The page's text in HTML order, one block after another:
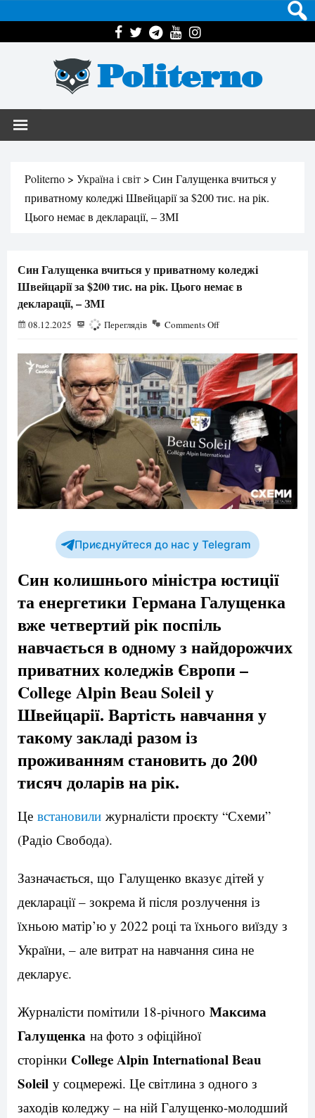
Politerno
Politerno > Україна і світ > Син Галущенка вчиться у
приватному коледжі Швейцарії за $200 тис. на рік.
Цього немає в декларації, – ЗМІ
Син Галущенка вчиться у приватному коледжі
Швейцарії за $200 тис. на рік. Цього немає в
декларації, – ЗМІ
08.12.2025 546 Переглядів Comments Off
Приєднуйтеся до нас у Telegram
Син колишнього міністра юстиції
та енергетики Германа Галущенка
вже четвертий рік поспіль
навчається в одному з найдорожчих
приватних коледжів Європи –
College Alpin Beau Soleil у
Швейцарії. Вартість навчання у
такому закладі разом із
проживанням становить до 200
тисяч доларів на рік.
Це встановили журналісти проєкту “Схеми”
(Радіо Свобода).
Зазначається, що Галущенко вказує дітей у
декларації – зокрема й після розлучення із
їхньою матір’ю у 2022 році та їхнього виїзду з
України, – але витрат на навчання сина не
декларує.
Журналісти помітили 18-річного Максима
Галущенка на фото з офіційної
сторінки College Alpin International Beau
Soleil у соцмережі. Це світлина з одного з
заходів коледжу – на ній Галущенко-молодший